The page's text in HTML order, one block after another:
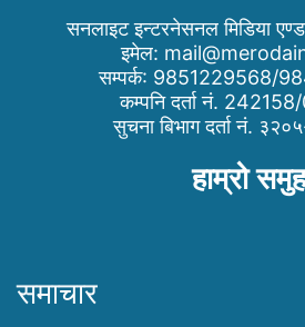
सनलाइट इन्टरनेसनल मिडिया
इमेल:
सम्पर्क: 9851229568/
कम्पनि दर्ता नं.
सुचना बिभाग दर्ता नं.
हाम्रो समुह
समाचार